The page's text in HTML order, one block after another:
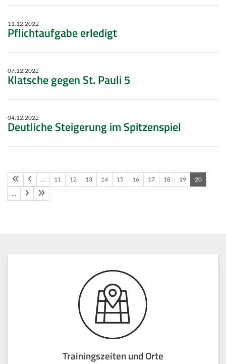
11.12.2022
Pflichtaufgabe erledigt
07.12.2022
Klatsche gegen St. Pauli 5
04.12.2022
Deutliche Steigerung im Spitzenspiel
… 11 12 13 14 15 16 17 18 19
20
…
Trainingszeiten und Orte